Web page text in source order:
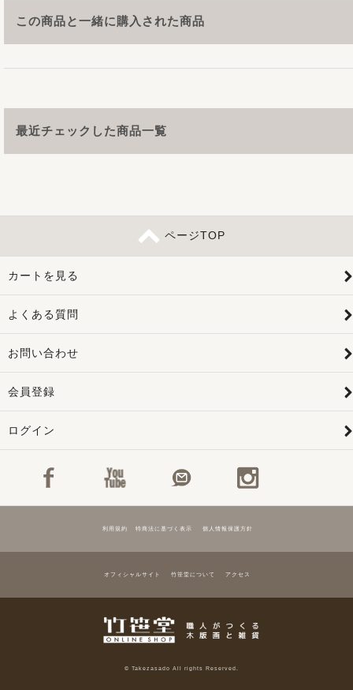
この商品と一緒に購入された商品
最近チェックした商品一覧
ページTOP
カートを見る
よくある質問
お問い合わせ
会員登録
ログイン
利用規約 特商法に基づく表示 個人情報保護方針
オフィシャルサイト 竹笹堂について アクセス
© Takezasado All rights Reserved.